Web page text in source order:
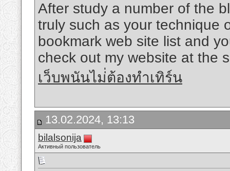
After study a number of the
truly such as your technique
bookmark web site list and
check out my website at the
เว็บพนันไม่่ต้องทำเทิร์น
13.02.2024, 13:13
bilalsonija
Активный пользователь